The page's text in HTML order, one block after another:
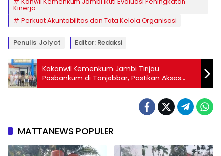
Kinerja
Perkuat Akuntabilitas dan Tata Kelola Organisasi
Penulis: Jolyot Editor: Redaksi
Kakanwil Kemenkum Jambi Tinjau
Posbankum di Tanjabbar, Pastikan Akses
Bantuan Hukum Berjalan Optimal
MATTANEWS POPULER